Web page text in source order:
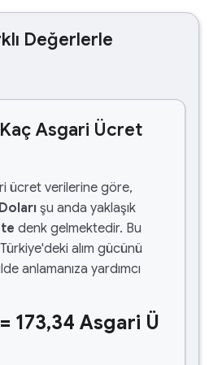
Değerlerle
Asgari Ücret
ücret verilerine göre,
şu anda yaklaşık
denk gelmektedir. Bu
alım gücünü
anlamanıza yardımcı
173,34 Asgari Ü